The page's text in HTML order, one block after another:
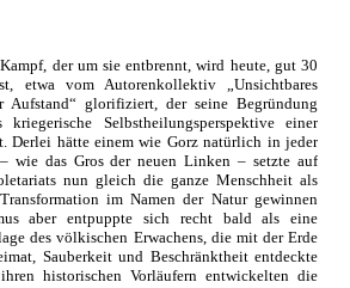
der um sie entbrennt, wird heute, gut 30
etwa vom Autorenkollektiv „Unsichtbares
Aufstand“ glorifiziert, der seine Begründung
Selbstheilungsperspektive einer
Derlei hätte einem wie Gorz natürlich in jeder
wie das Gros der neuen Linken – setzte auf
nun gleich die ganze Menschheit als
im Namen der Natur gewinnen
aber entpuppte sich recht bald als eine
des völkischen Erwachens, die mit der Erde
Sauberkeit und Beschränktheit entdeckte
historischen Vorläufern entwickelten die